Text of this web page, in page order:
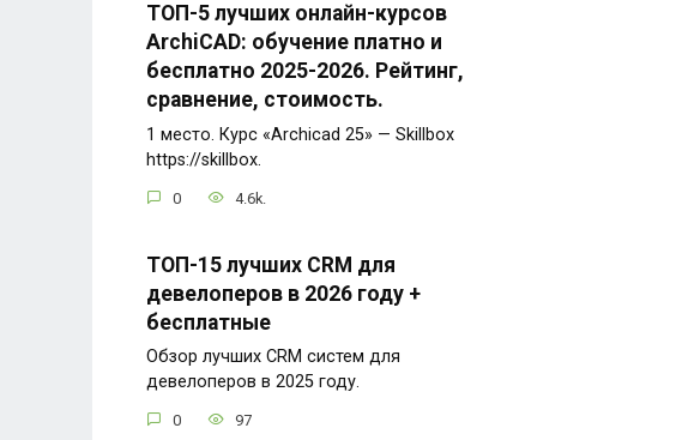
ТОП-5 лучших онлайн-курсов
ArchiCAD: обучение платно и
бесплатно 2025-2026. Рейтинг,
сравнение, стоимость.
1 место. Курс «Archicad 25» — Skillbox
https://skillbox.
0 4.6k.
ТОП-15 лучших CRM для
девелоперов в 2026 году +
бесплатные
Обзор лучших CRM систем для
девелоперов в 2025 году.
0 97